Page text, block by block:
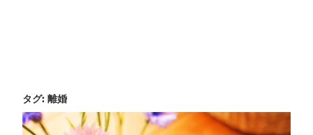
タグ: 離婚